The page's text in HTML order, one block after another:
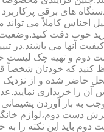
های برقی پرکاربرد
اجناس کاملاً می تواند
خوب دقت
آنها می باشند.در
دوم و تهیه چک لیست
کنید که خودتان شخصاً
حاضر شده و از
را خریداری
به بار آوردن
دست دوم،لوازم
باید این نکته را به